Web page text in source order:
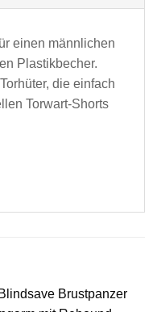
einen männlichen
Plastikbecher.
die einfach
Torwart-Shorts